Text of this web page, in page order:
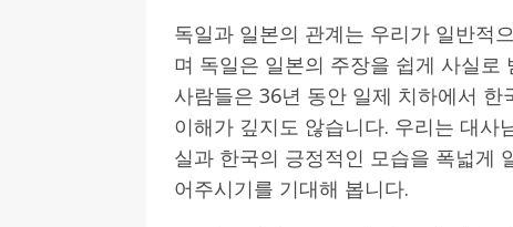
독일과 일본의 관계는 우리가 일반적
며 독일은 일본의 주장을 쉽게 사실로
사람들은 36년 동안 일제 치하에서
이해가 깊지도 않습니다. 우리는 대
실과 한국의 긍정적인 모습을 폭넓게
어주시기를 기대해 봅니다.